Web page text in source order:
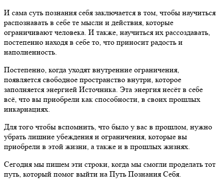
И сама суть познания себя заключается в том, чтобы научиться
распознавать в себе те мысли и действия, которые
ограничивают человека. И также, научиться их рассоздавать,
постепенно находя в себе то, что приносит радость и
наполненность.
Постепенно, когда уходят внутренние ограничения,
появляется свободное пространство внутри, которое
заполняется энергией Источника. Эта энергия несёт в себе
всё, что вы приобрели как способности, в своих прошлых
инкарнациях.
Для того чтобы вспомнить, что было у вас в прошлом, нужно
убрать лишние убеждения и ограничения, которые вы
приобрели в этой жизни, а также и в прошлых жизнях.
Сегодня мы пишем эти строки, когда мы смогли проделать тот
путь, который помог выйти на Путь Познания Себя.